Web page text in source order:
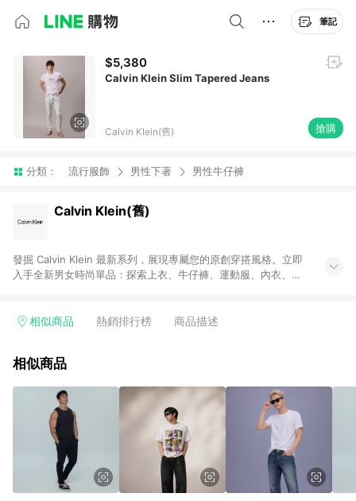
筆記
$5,380
Calvin Klein Slim Tapered Jeans
Calvin Klein(舊) 搶購
分類： 流行服飾 男性下著 男性牛仔褲
Calvin Klein(舊)
發掘 Calvin Klein 最新系列，展現專屬您的原創穿搭風格。立即
入手全新男女時尚單品：探索上衣、牛仔褲、運動服、內衣、包
相似商品 熱銷排行榜 商品描述
相似商品